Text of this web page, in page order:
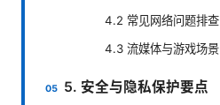
4.2 常见网络问题排查
4.3 流媒体与游戏场景
5. 安全与隐私保护要点